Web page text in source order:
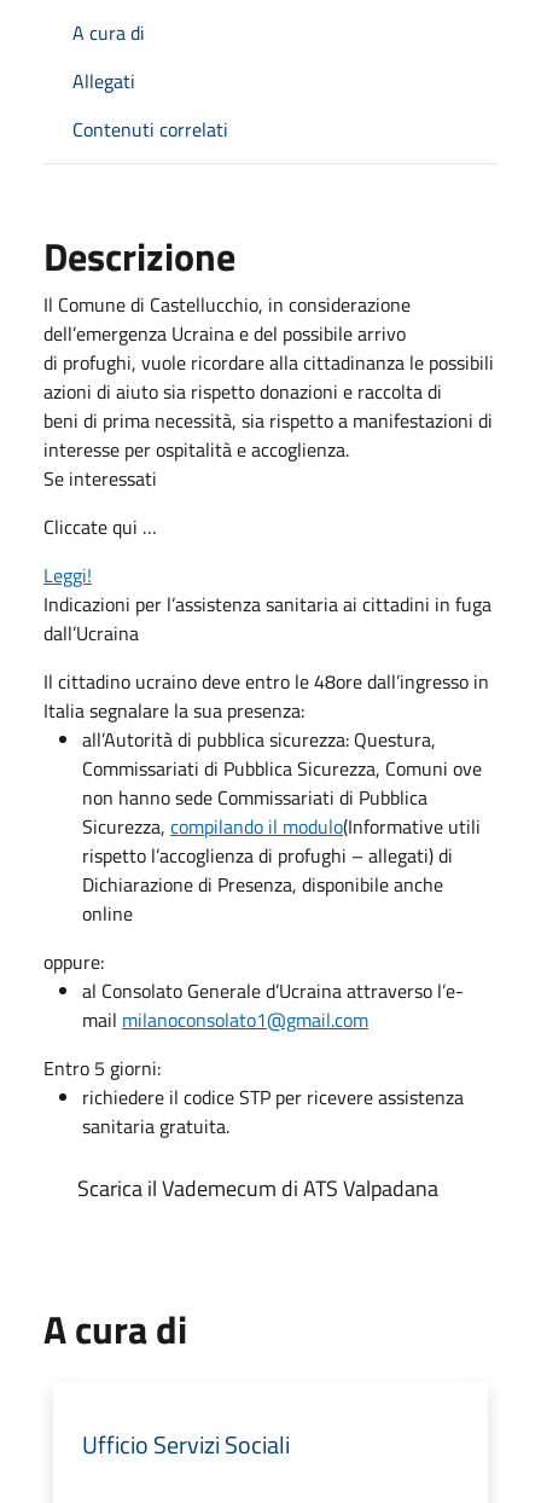
A cura di
Allegati
Contenuti correlati
Descrizione
Il Comune di Castellucchio, in considerazione
dell’emergenza Ucraina e del possibile arrivo
di profughi, vuole ricordare alla cittadinanza le possibili
azioni di aiuto sia rispetto donazioni e raccolta di
beni di prima necessità, sia rispetto a manifestazioni di
interesse per ospitalità e accoglienza.
Se interessati
Cliccate qui …
Leggi!
Indicazioni per l’assistenza sanitaria ai cittadini in fuga
dall’Ucraina
Il cittadino ucraino deve entro le 48ore dall’ingresso in
Italia segnalare la sua presenza:
all’Autorità di pubblica sicurezza: Questura,
Commissariati di Pubblica Sicurezza, Comuni ove
non hanno sede Commissariati di Pubblica
Sicurezza, compilando il modulo(Informative utili
rispetto l’accoglienza di profughi – allegati) di
Dichiarazione di Presenza, disponibile anche
online
oppure:
al Consolato Generale d’Ucraina attraverso l’e-
mail milanoconsolato1@gmail.com
Entro 5 giorni:
richiedere il codice STP per ricevere assistenza
sanitaria gratuita.
Scarica il Vademecum di ATS Valpadana
A cura di
Ufficio Servizi Sociali